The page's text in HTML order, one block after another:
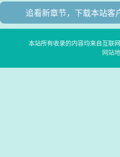
追看新章节，下载本站客
本站所有收录的内容均来自互联
网站